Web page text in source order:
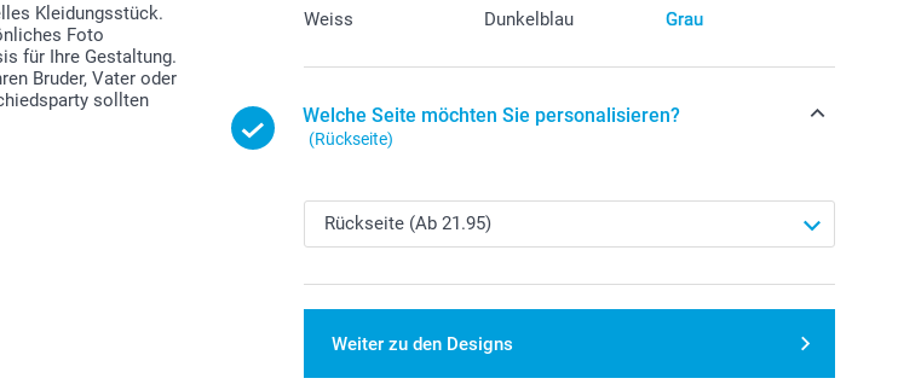
Kleidungsstück.
Foto
für Ihre Gestaltung.
Bruder, Vater oder
sollten
Weiss Dunkelblau Grau
Welche Seite möchten Sie personalisieren?
(Rückseite)
Weiter zu den Designs